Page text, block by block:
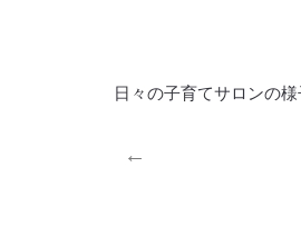
日々の子育てサロンの様
←